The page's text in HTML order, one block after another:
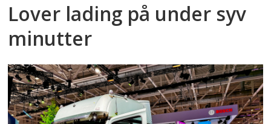
Lover lading på under syv
minutter